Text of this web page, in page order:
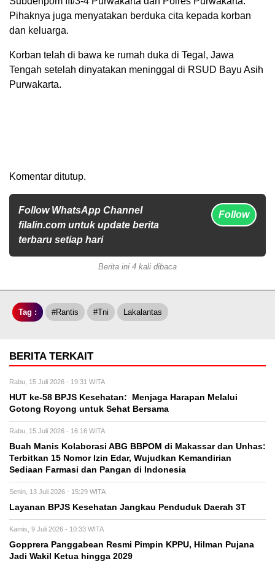
Pihaknya juga menyatakan berduka cita kepada korban
dan keluarga.
Korban telah di bawa ke rumah duka di Tegal, Jawa
Tengah setelah dinyatakan meninggal di RSUD Bayu Asih
Purwakarta.
Komentar ditutup.
Follow WhatsApp Channel
filalin.com untuk update berita
terbaru setiap hari
Follow
Berita ini 4 kali dibaca
Tag : #rantis #tni Lakalantas
BERITA TERKAIT
Rabu, 15 Juli 2026 - 19:31 WITA
HUT ke-58 BPJS Kesehatan: Menjaga Harapan Melalui
Gotong Royong untuk Sehat Bersama
Rabu, 15 Juli 2026 - 16:16 WITA
Buah Manis Kolaborasi ABG BBPOM di Makassar dan Unhas:
Terbitkan 15 Nomor Izin Edar, Wujudkan Kemandirian
Sediaan Farmasi dan Pangan di Indonesia
Senin, 13 Juli 2026 - 15:29 WITA
Layanan BPJS Kesehatan Jangkau Penduduk Daerah 3T
Kamis, 9 Juli 2026 - 10:33 WITA
Gopprera Panggabean Resmi Pimpin KPPU, Hilman Pujana
Jadi Wakil Ketua hingga 2029